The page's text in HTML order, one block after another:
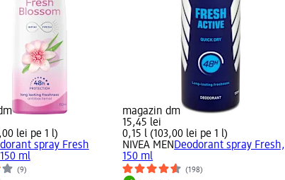
lei pe 1 l)
spray Fresh
ml
(9)
magazin dm
15,45 lei
0,15 l (103,00 lei pe 1 l)
NIVEA MEN Deodorant spray Fresh,
150 ml
(198)